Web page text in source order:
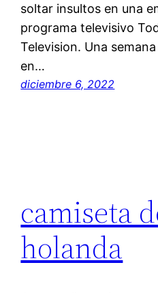
soltar insultos en una
programa televisivo
Television. Una
en…
diciembre 6, 2022
camiseta
holanda